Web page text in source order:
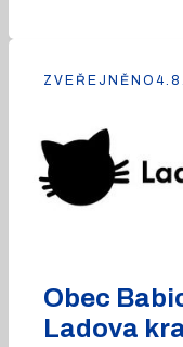
Obec
Ladova
ZVEŘEJNĚNO